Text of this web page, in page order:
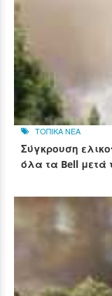
ΤΟΠΙΚΑ ΝΕΑ
Σύγκρουση
όλα τα Bell μετά